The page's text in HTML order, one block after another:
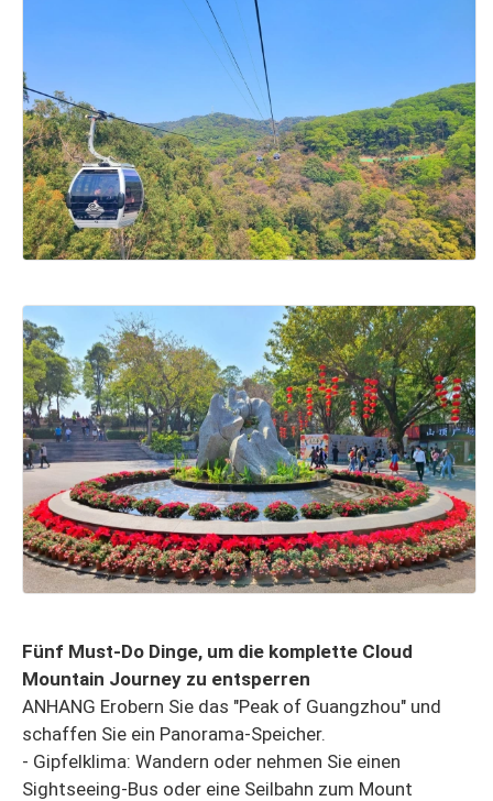
Fünf Must-Do Dinge, um die komplette Cloud
Mountain Journey zu entsperren
ANHANG Erobern Sie das "Peak of Guangzhou" und
schaffen Sie ein Panorama-Speicher.
- Gipfelklima: Wandern oder nehmen Sie einen
Sightseeing-Bus oder eine Seilbahn zum Mount